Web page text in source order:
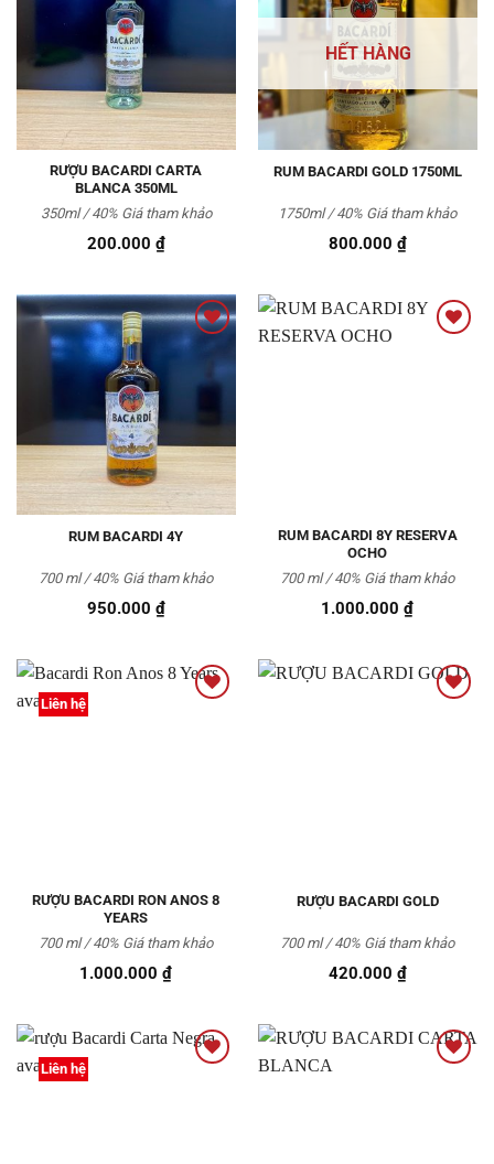
RƯỢU BACARDI CARTA
BLANCA 350ML
200.000 ₫
350ml / 40%Giá tham khảo
HẾT HÀNG
RUM BACARDI GOLD 1750ML
800.000 ₫
1750ml / 40% Giá tham khảo
Thêm
RUM BACARDI 4Y
950.000 ₫
700 ml / 40% Giá tham khảo
RUM BACARDI 8Y RESERVA
OCHO
1.000.000₫
700 ml / 40% Giá tham khảo
Liên hệ
RƯỢU BACARDI RON ANOS 8
YEARS
1.000.000₫
700 ml / 40% Giá tham khảo
RƯỢU BACARDI GOLD
420.000 ₫
700 ml / 40% Giá tham khảo
Liên hệ